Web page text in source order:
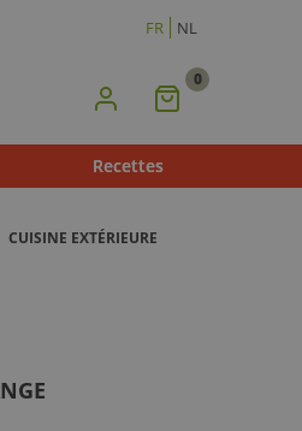
FR NL
Mon
0
Recettes
CUISINE EXTÉRIEURE